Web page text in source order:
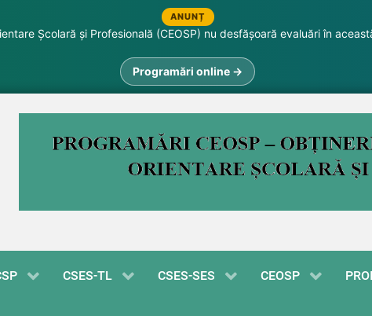
ANUNȚ
Școlară și Profesională (CEOSP) nu desfășoară evaluări în
Programări online →
CSES-TL CSES-SES CEOSP